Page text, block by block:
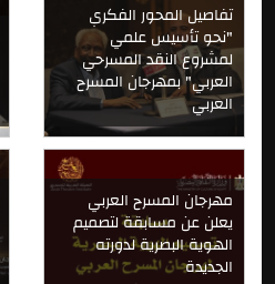
تفاصيل المحور الفكري
"نحو تأسيس علمي
لمشروع النقد المسرحي
العربي" بمهرجان المسرح
العربي
مهرجان المسرح العربي
يعلن عن مسابقة لتصميم
الهوية البصرية لدورته
الجديدة